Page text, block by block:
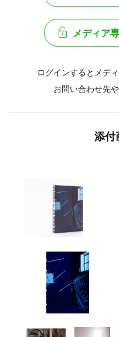
メディア
ログインするとメデ
お問い合わせ先
添付